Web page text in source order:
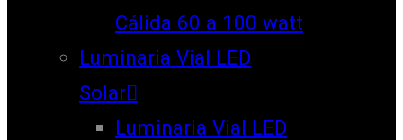
Cálida 60 a 100 watt
Luminaria Vial LED
Solar
Luminaria Vial LED